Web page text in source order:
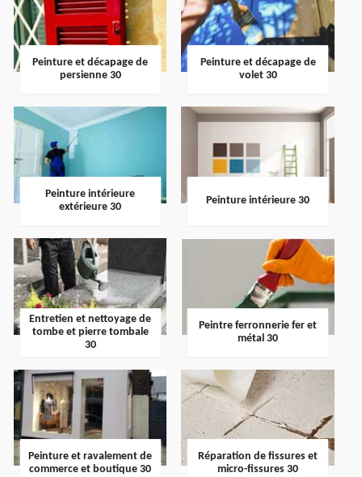
Peinture et décapage de
persienne 30
Peinture et décapage de
volet 30
Peinture intérieure
extérieure 30
Peinture intérieure 30
Entretien et nettoyage de
tombe et pierre tombale
30
Peintre ferronnerie fer et
métal 30
Peinture et ravalement de
commerce et boutique 30
Réparation de fissures et
micro-fissures 30